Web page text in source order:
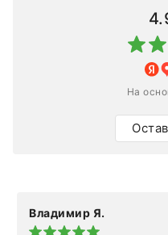
На
Владимир Я.